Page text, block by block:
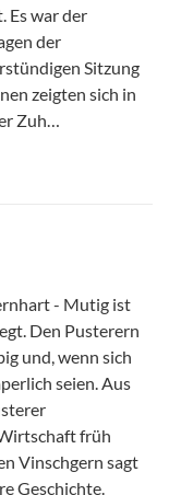
Es war der
der
Sitzung
zeigten sich in
Zuh…
- Mutig ist
Den Pusterern
und, wenn sich
seien. Aus
früh
Vinschgern sagt
Geschichte.